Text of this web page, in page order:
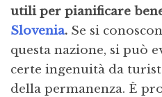
utili per pianificare
Slovenia. Se si
questa nazione, si può
certe ingenuità da
della permanenza. È